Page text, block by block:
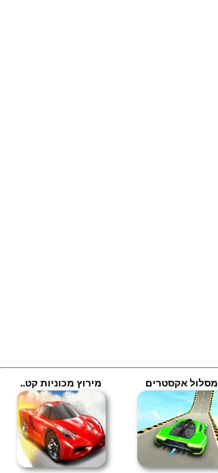
מסלול אקסטרים מירוץ מכוניות קט..